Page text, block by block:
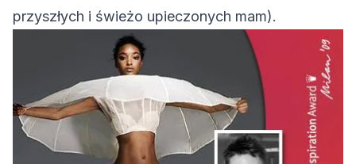
przyszłych i świeżo upieczonych mam).